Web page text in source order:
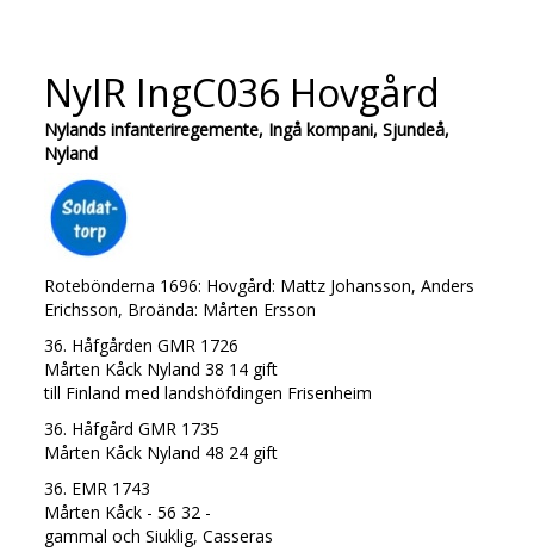
NyIR IngC036 Hovgård
Nylands infanteriregemente, Ingå kompani, Sjundeå,
Nyland
Rotebönderna 1696: Hovgård: Mattz Johansson, Anders
Erichsson, Broända: Mårten Ersson
36. Håfgården GMR 1726
Mårten Kåck Nyland 38 14 gift
till Finland med landshöfdingen Frisenheim
36. Håfgård GMR 1735
Mårten Kåck Nyland 48 24 gift
36. EMR 1743
Mårten Kåck - 56 32 -
gammal och Siuklig, Casseras